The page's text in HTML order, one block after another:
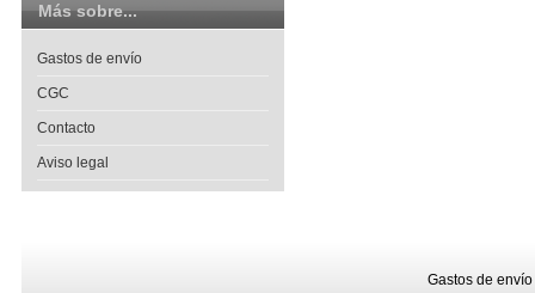
Más sobre...
Gastos de envío
CGC
Contacto
Aviso legal
Gastos de envío